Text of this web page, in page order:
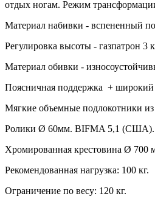
отдых ногам. Режим
Материал набивки - вспененный
Регулировка высоты - газпатрон 3
Материал обивки -
Поясничная поддержка + широкий
Мягкие объемные подлокотники
Ролики Ø 60мм. BIFMA 5,1 (США).
Хромированная крестовина Ø 700
Рекомендованная нагрузка: 100 кг.
Ограничение по весу: 120 кг.